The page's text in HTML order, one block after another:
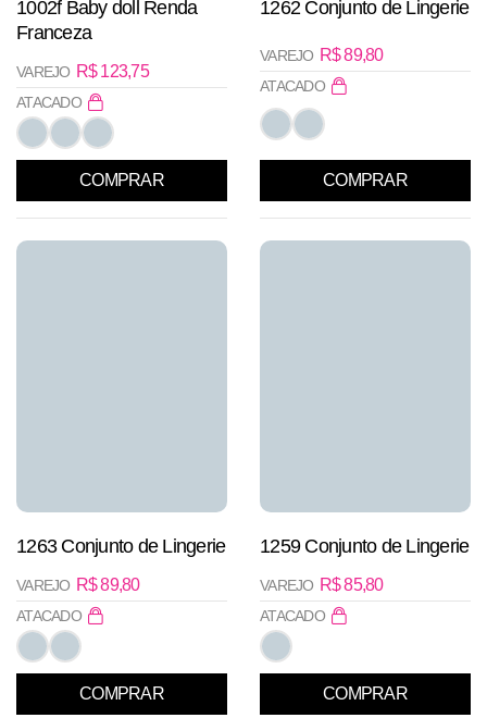
1002f Baby doll Renda
Franceza
R$123,75
VAREJO
ATACADO
COMPRAR
1262 Conjunto de Lingerie
R$89,80
VAREJO
ATACADO
COMPRAR
1263 Conjunto de Lingerie
R$89,80
VAREJO
ATACADO
COMPRAR
1259 Conjunto de Lingerie
R$85,80
VAREJO
ATACADO
COMPRAR